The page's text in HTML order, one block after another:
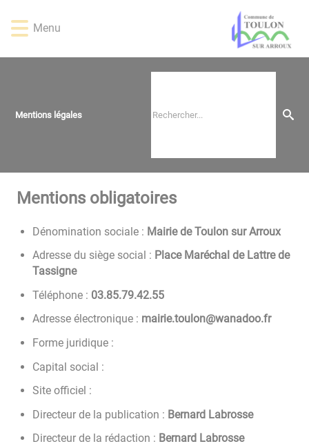
d'accès
rapide
au
d'accès
rapide
au
d'accès
rapide
à
d'accès
rapide
au
Menu
Mentions légales
Mentions obligatoires
Dénomination sociale : Mairie de Toulon sur Arroux
Adresse du siège social : Place Maréchal de Lattre de
Tassigne
Téléphone : 55.24.97.58.30
Adresse électronique : rf.oodanaw@noluot.eiriam
Forme juridique :
Capital social :
Site officiel :
Directeur de la publication : Bernard Labrosse
Directeur de la rédaction : Bernard Labrosse